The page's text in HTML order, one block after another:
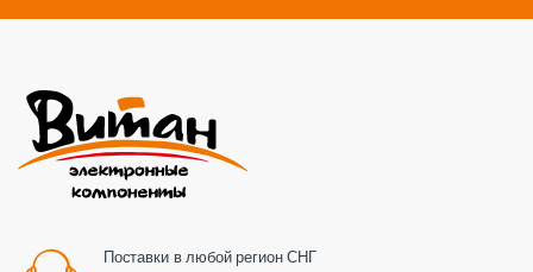
Поставки в любой регион СНГ